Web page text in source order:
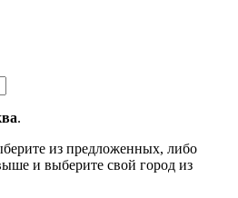
.
из предложенных, либо
и выберите свой город из